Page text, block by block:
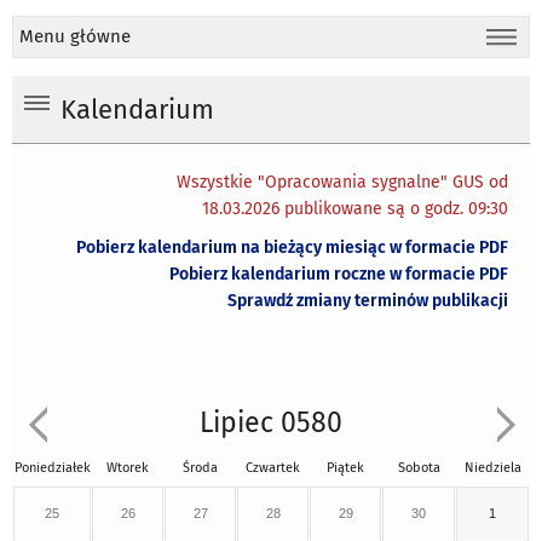
Menu główne
Kalendarium
Wszystkie "Opracowania sygnalne" GUS od
18.03.2026 publikowane są o godz. 09:30
Pobierz kalendarium na bieżący miesiąc w formacie PDF
Pobierz kalendarium roczne w formacie PDF
Sprawdź zmiany terminów publikacji
Lipiec 0580
Poniedziałek Wtorek Środa Czwartek Piątek Sobota Niedziela
25 26 27 28 29 30 1